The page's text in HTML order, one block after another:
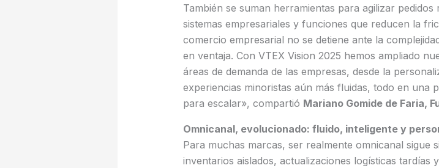
También se suman herramientas para agilizar
sistemas empresariales y funciones que reducen la
comercio empresarial no se detiene ante la
en ventaja. Con VTEX Vision 2025 hemos ampliado
áreas de demanda de las empresas, desde la
experiencias minoristas aún más fluidas, todo en una
para escalar», compartió Mariano Gomide de Faria,
Omnicanal, evolucionado: fluido, inteligente y
Para muchas marcas, ser realmente omnicanal sigue
inventarios aislados, actualizaciones logísticas tardías